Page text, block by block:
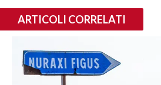
ARTICOLI CORRELATI